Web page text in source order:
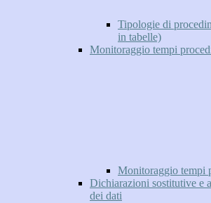
Tipologie di
in tabelle)
Monitoraggio tempi
Monitoraggio tempi
Dichiarazioni sostitutive e
dei dati